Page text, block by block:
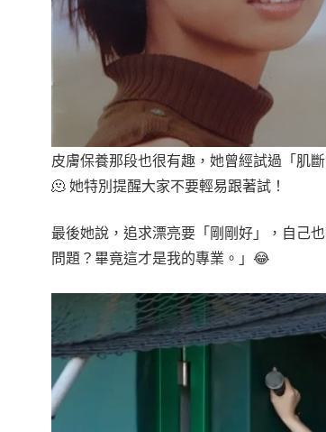
皮膚保養那段也很有趣，她曾經試過「肌
🫠 她特別提醒大家不要輕易跟著試！
最後她說，追求漂亮要「剛剛好」，自己
問題？畢竟這才是我的專業。」😂